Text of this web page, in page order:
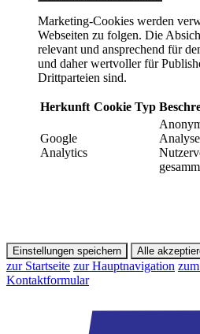
Marketing-Cookies werden
Webseiten zu folgen. Die
relevant und ansprechend für
und daher wertvoller für
Drittparteien sind.
Herkunft Cookie Typ
Google
Analytics
Einstellungen speichern Alle
zur Startseite zur Hauptnavigation
Kontaktformular